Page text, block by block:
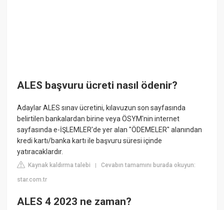
ALES başvuru ücreti nasıl ödenir?
Adaylar ALES sınav ücretini, kılavuzun son sayfasında
belirtilen bankalardan birine veya ÖSYM'nin internet
sayfasında e-İŞLEMLER'de yer alan "ÖDEMELER" alanından
kredi kartı/banka kartı ile başvuru süresi içinde
yatıracaklardır.
Kaynak kaldırma talebi |Cevabın tamamını burada okuyun:
star.com.tr
ALES 4 2023 ne zaman?